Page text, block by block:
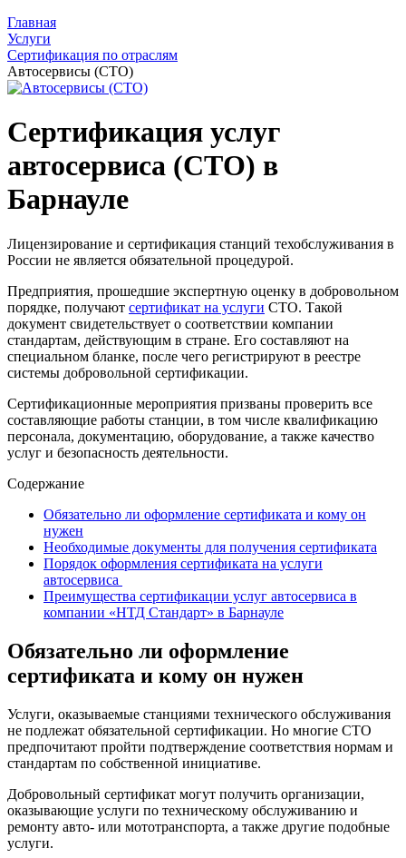
Главная
Услуги
Сертификация по отраслям
Автосервисы (СТО)
Сертификация услуг
автосервиса (СТО) в
Барнауле
Лицензирование и сертификация станций техобслуживания в
России не является обязательной процедурой.
Предприятия, прошедшие экспертную оценку в добровольном
порядке, получают сертификат на услуги СТО. Такой
документ свидетельствует о соответствии компании
стандартам, действующим в стране. Его составляют на
специальном бланке, после чего регистрируют в реестре
системы добровольной сертификации.
Сертификационные мероприятия призваны проверить все
составляющие работы станции, в том числе квалификацию
персонала, документацию, оборудование, а также качество
услуг и безопасность деятельности.
Содержание
Обязательно ли оформление сертификата и кому он
нужен
Необходимые документы для получения сертификата
Порядок оформления сертификата на услуги
автосервиса
Преимущества сертификации услуг автосервиса в
компании «НТД Стандарт» в Барнауле
Обязательно ли оформление
сертификата и кому он нужен
Услуги, оказываемые станциями технического обслуживания
не подлежат обязательной сертификации. Но многие СТО
предпочитают пройти подтверждение соответствия нормам и
стандартам по собственной инициативе.
Добровольный сертификат могут получить организации,
оказывающие услуги по техническому обслуживанию и
ремонту авто- или мототранспорта, а также другие подобные
услуги.